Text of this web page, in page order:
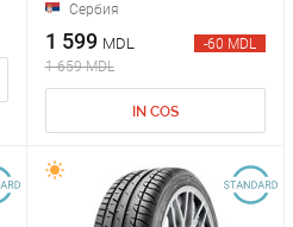
Сербия
1 599 MDL
1 659 MDL
-60 MDL
IN COS